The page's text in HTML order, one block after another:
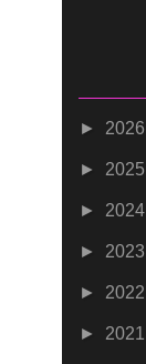
► 2026
► 2025
► 2024
► 2023
► 2022
► 2021